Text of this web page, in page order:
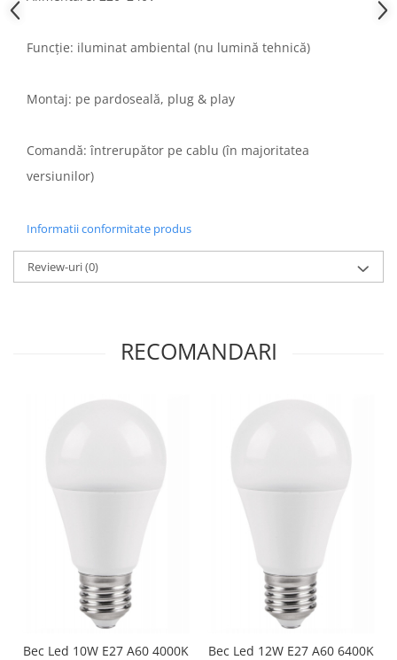
Funcție: iluminat ambiental (nu lumină tehnică)
Montaj: pe pardoseală, plug & play
Comandă: întrerupător pe cablu (în majoritatea
versiunilor)
Informatii conformitate produs
Review-uri(0)
RECOMANDARI
Bec Led 10W E27 A60 4000K
Bec Led 12W E27 A60 6400K